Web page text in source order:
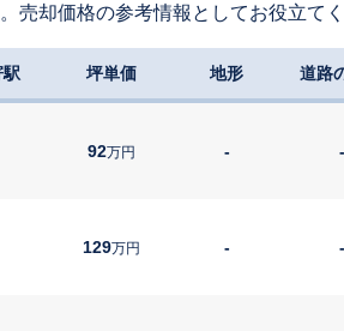
却価格の参考情報としてお役立てく
坪単価 地形 道路
92万円 - -
129万円 - -